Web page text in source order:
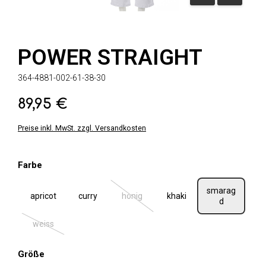
POWER STRAIGHT
364-4881-002-61-38-30
Regulärer Preis:
89,95 €
Preise inkl. MwSt. zzgl. Versandkosten
Farbe
apricot curry honig(Diese Option ist zurzeit nicht
khaki
smarag
d
weiss(Diese Option ist zurzeit nicht verfügbar.)
Größe